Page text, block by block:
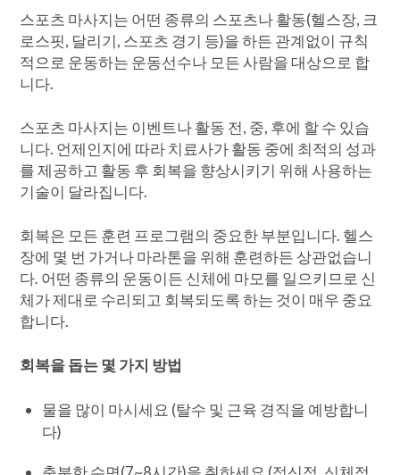
스포츠 마사지는 어떤 종류의 스포츠나 활동(헬스장, 크
로스핏, 달리기, 스포츠 경기 등)을 하든 관계없이 규칙
적으로 운동하는 운동선수나 모든 사람을 대상으로 합
니다.
스포츠 마사지는 이벤트나 활동 전, 중, 후에 할 수 있습
니다. 언제인지에 따라 치료사가 활동 중에 최적의 성과
를 제공하고 활동 후 회복을 향상시키기 위해 사용하는
기술이 달라집니다.
회복은 모든 훈련 프로그램의 중요한 부분입니다. 헬스
장에 몇 번 가거나 마라톤을 위해 훈련하든 상관없습니
다. 어떤 종류의 운동이든 신체에 마모를 일으키므로 신
체가 제대로 수리되고 회복되도록 하는 것이 매우 중요
합니다.
회복을 돕는 몇 가지 방법
물을 많이 마시세요 (탈수 및 근육 경직을 예방합니
다)